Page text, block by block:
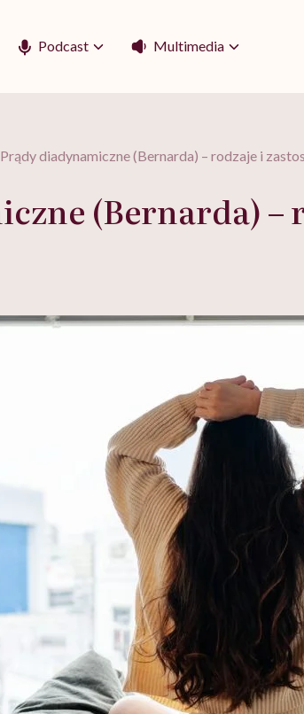
Podcast Multimedia
Prądy diadynamiczne (Bernarda) – rodzaje i
(Bernarda) –